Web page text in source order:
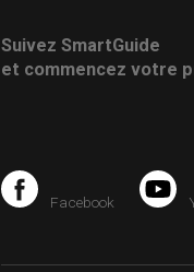
Suivez SmartGuide
et commencez votre
Facebook